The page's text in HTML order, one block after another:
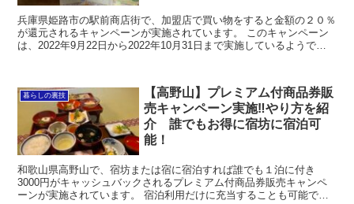
兵庫県姫路市の駅前商店街で、加盟店で買い物をすると金額の２０％
が還元されるキャンペーンが実施されています。 このキャンペーン
は、2022年9月22日から2022年10月31日まで実施しているようで
暮らしの裏技
【高野山】プレミアム付商品券販
売キャンペーン実施‼︎やり方を紹
介 誰でもお得に宿坊に宿泊可
能！
和歌山県高野山で、宿坊または宿に宿泊すれば誰でも１泊に付き
3000円がキャッシュバックされるプレミアム付商品券販売キャンペ
ーンが実施されています。 宿泊利用だけに充当することも可能です